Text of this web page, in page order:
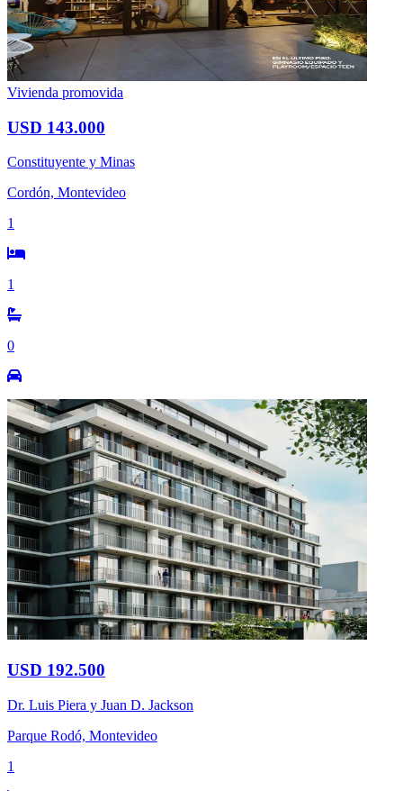
Vivienda promovida
USD 143.000
Constituyente y Minas
Cordón, Montevideo
1
1
0
USD 192.500
Dr. Luis Piera y Juan D. Jackson
Parque Rodó, Montevideo
1